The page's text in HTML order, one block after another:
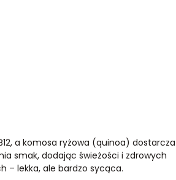
a komosa ryżowa (quinoa) dostarcza
smak, dodając świeżości i zdrowych
– lekka, ale bardzo sycąca.